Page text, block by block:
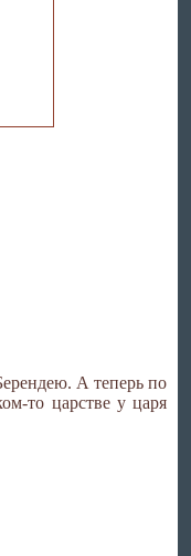
А теперь по
то царстве у царя